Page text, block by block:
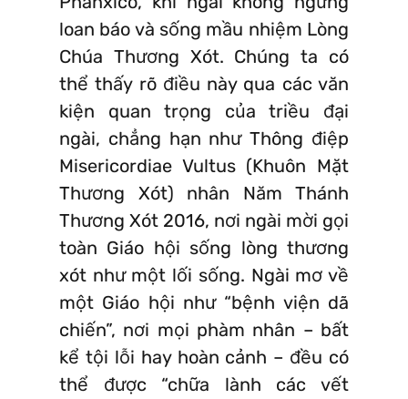
loan báo và sống mầu nhiệm Lòng
Chúa Thương Xót. Chúng ta có
thể thấy rõ điều này qua các văn
kiện quan trọng của triều đại
ngài, chẳng hạn như Thông điệp
Misericordiae Vultus (Khuôn Mặt
Thương Xót) nhân Năm Thánh
Thương Xót 2016, nơi ngài mời gọi
toàn Giáo hội sống lòng thương
xót như một lối sống. Ngài mơ về
một Giáo hội như “bệnh viện dã
chiến”, nơi mọi phàm nhân – bất
kể tội lỗi hay hoàn cảnh – đều có
thể được “chữa lành các vết